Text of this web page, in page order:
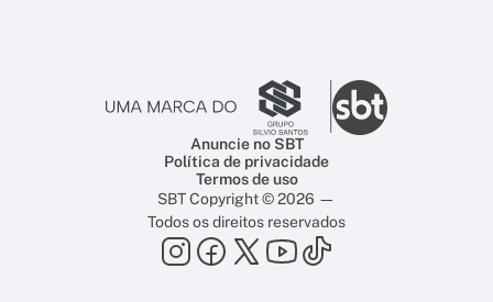
Anuncie no SBT
Política de privacidade
Termos de uso
SBT Copyright © 2026 —
Todos os direitos reservados